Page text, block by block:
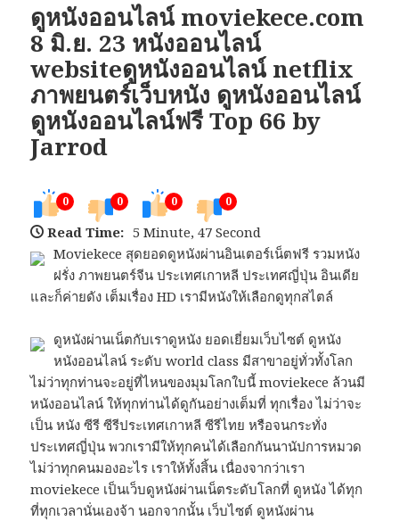
ดูหนังออนไลน์ moviekece.com
8 มิ.ย. 23 หนังออนไลน์
websiteดูหนังออนไลน์ netflix
ภาพยนตร์เว็บหนัง ดูหนังออนไลน์
ดูหนังออนไลน์ฟรี Top 66 by
Jarrod
0 0 0 0
Read Time: 5 Minute, 47 Second
Moviekece สุดยอดดูหนังผ่านอินเตอร์เน็ตฟรี รวมหนัง
ฝรั่ง ภาพยนตร์จีน ประเทศเกาหลี ประเทศญี่ปุ่น อินเดีย
และก็ค่ายดัง เต็มเรื่อง HD เรามีหนังให้เลือกดูทุกสไตล์
ดูหนังผ่านเน็ตกับเราดูหนัง ยอดเยี่ยมเว็บไซต์ ดูหนัง
หนังออนไลน์ ระดับ world class มีสาขาอยู่ทั่วทั้งโลก
ไม่ว่าทุกท่านจะอยู่ที่ไหนของมุมโลกใบนี้ moviekece ล้วนมี
หนังออนไลน์ ให้ทุกท่านได้ดูกันอย่างเต็มที่ ทุกเรื่อง ไม่ว่าจะ
เป็น หนัง ซีรี ซีรีประเทศเกาหลี ซีรีไทย หรือจนกระทั่ง
ประเทศญี่ปุ่น พวกเรามีให้ทุกคนได้เลือกกันนานัปการหมวด
ไม่ว่าทุกคนมองอะไร เราให้ทั้งสิ้น เนื่องจากว่าเรา
moviekece เป็นเว็บดูหนังผ่านเน็ตระดับโลกที่ ดูหนัง ได้ทุก
ที่ทุกเวลานั่นเองจ้า นอกจากนั้น เว็บไซต์ ดูหนังผ่าน